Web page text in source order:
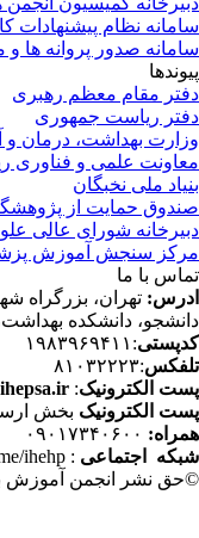
نظام پیشنهادات
صدور پروانه ها
مقام معظم رهبری
ریاست جمهوری
بهداشت، درمان و
علمی و فناوری
ملی نخبگان
حمایت از
شورای عالی
سنجش آموزش
با ما
تهران، بزرگراه
دانشکده
:۱۹۸۳۹۶۹۴۱۱
:۸۱۰۳۲۲۲۳
الکترونیک:
ihepsa.ir
الکترونیکبخش
۰۹۰۱۷۳۴۰۶۰۰
اجتماعی: https://t.me/ihehp
حق نشر انجمن آموزش